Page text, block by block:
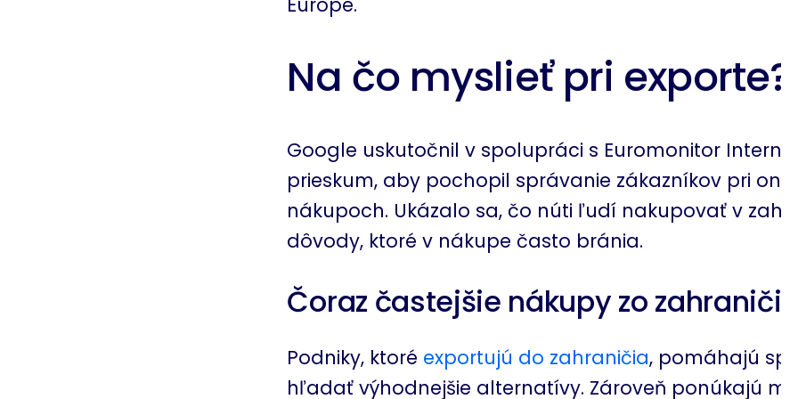
Na čo myslieť pri exporte?
Google uskutočnil v spolupráci s Euromonitor
prieskum, aby pochopil správanie zákazníkov pri
nákupoch. Ukázalo sa, čo núti ľudí nakupovať v
dôvody, ktoré v nákupe často bránia.
Čoraz častejšie nákupy zo zahraničia
Podniky, ktoré exportujú do zahraničia, pomáhajú
hľadať výhodnejšie alternatívy. Zároveň ponúkajú